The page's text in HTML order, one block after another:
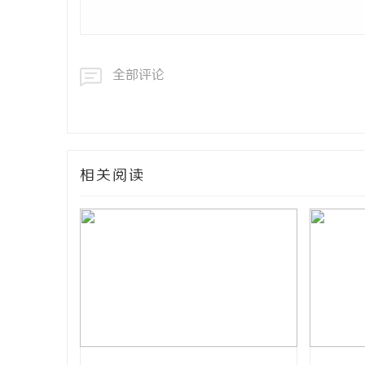
全部评论
相关阅读